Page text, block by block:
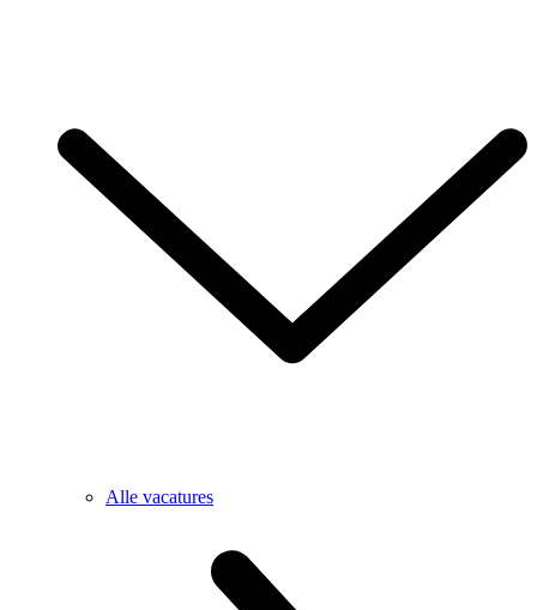
Alle vacatures